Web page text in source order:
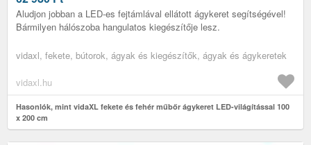
Aludjon jobban a LED-es fejtámlával ellátott ágykeret segítségével!
Bármilyen hálószoba hangulatos kiegészítője lesz.
vidaxl, fekete, bútorok, ágyak és kiegészítők, ágyak és ágykeretek
vidaxl.hu
Hasonlók, mint vidaXL fekete és fehér műbőr ágykeret LED-világítással 100
x 200 cm